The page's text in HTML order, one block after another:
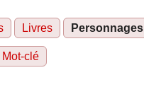
Livres Personnages
Mot-clé